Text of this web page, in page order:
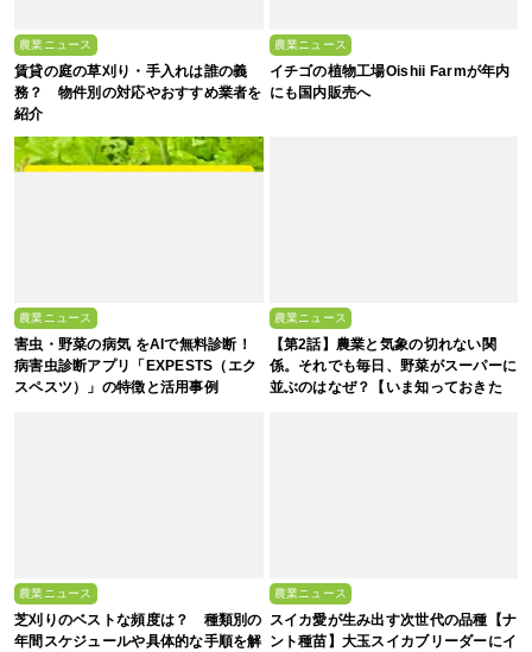
農業ニュース
賃貸の庭の草刈り・手入れは誰の義
務？ 物件別の対応やおすすめ業者を
紹介
農業ニュース
イチゴの植物工場Oishii Farmが年内
にも国内販売へ
農業ニュース
害虫・野菜の病気 をAIで無料診断！
病害虫診断アプリ「EXPESTS（エク
スペスツ）」の特徴と活用事例
農業ニュース
【第2話】農業と気象の切れない関
係。それでも毎日、野菜がスーパーに
並ぶのはなぜ？【いま知っておきた
農業ニュース
芝刈りのベストな頻度は？ 種類別の
年間スケジュールや具体的な手順を解
農業ニュース
スイカ愛が生み出す次世代の品種【ナ
ント種苗】大玉スイカブリーダーにイ